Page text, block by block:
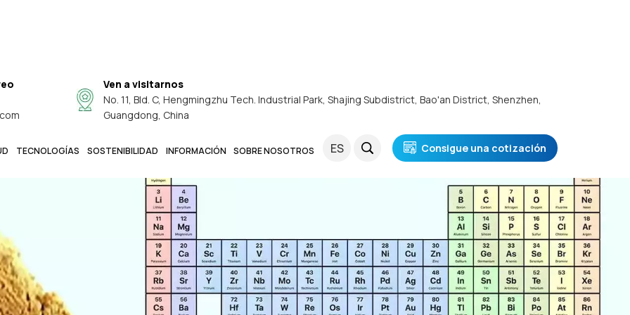
Ven a visitarnos
No. 11, Bld. C, Hengmingzhu Tech. Industrial Park, Shajing Subdistrict, Bao'an District, Shenzhen,
Guangdong, China
TECNOLOGÍAS SOSTENIBILIDAD INFORMACIÓN SOBRE NOSOTROS ES Consigue una cotización